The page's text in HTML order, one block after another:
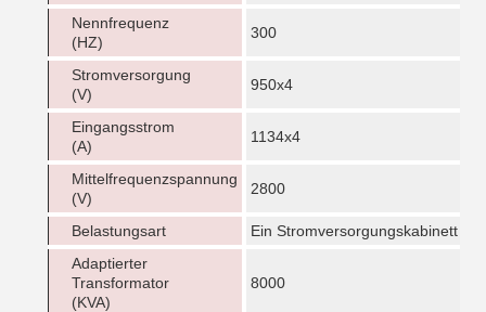
Nennfrequenz
(HZ)
300
Stromversorgung
(V)
950x4
Eingangsstrom
(A)
1134x4
Mittelfrequenzspannung
(V)
2800
Belastungsart
Ein Stromversorgungskabinett
Adaptierter
Transformator
(KVA)
8000